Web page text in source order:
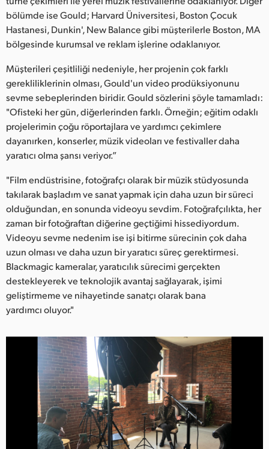
bölümde ise Gould; Harvard Üniversitesi, Boston Çocuk
Hastanesi, Dunkin', New Balance gibi müşterilerle Boston, MA
bölgesinde kurumsal ve reklam işlerine odaklanıyor.
Müşterileri çeşitliliği nedeniyle, her projenin çok farklı
gerekliliklerinin olması, Gould'un video prodüksiyonunu
sevme sebeplerinden biridir. Gould sözlerini şöyle tamamladı:
"Ofisteki her gün, diğerlerinden farklı. Örneğin; eğitim odaklı
projelerimin çoğu röportajlara ve yardımcı çekimlere
dayanırken, konserler, müzik videoları ve festivaller daha
yaratıcı olma şansı veriyor.”
"Film endüstrisine, fotoğrafçı olarak bir müzik stüdyosunda
takılarak başladım ve sanat yapmak için daha uzun bir süreci
olduğundan, en sonunda videoyu sevdim. Fotoğrafçılıkta, her
zaman bir fotoğraftan diğerine geçtiğimi hissediyordum.
Videoyu sevme nedenim ise işi bitirme sürecinin çok daha
uzun olması ve daha uzun bir yaratıcı süreç gerektirmesi.
Blackmagic kameralar, yaratıcılık sürecimi gerçekten
destekleyerek ve teknolojik avantaj sağlayarak, işimi
geliştirmeme ve nihayetinde sanatçı olarak bana
yardımcı oluyor."